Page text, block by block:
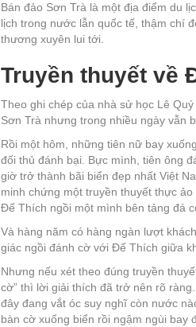
Bán đảo Sơn Trà là một địa điểm du
lịch trong nước lẫn quốc tế, thậm chí
thương xuyên lui tới.
Truyền thuyết về
Theo ghi chép của nhà sử học Lê
Sơn Trà nhưng trong nhiều ngày vẫn
Rồi một hôm, những tiên nữ bay
đối thủ đánh bại. Bực mình, tiên ông
giờ trở thành bãi biển đẹp nhất Việt
minh chứng một truyền thuyết thực
Đế Thích ngồi một mình bên tảng đá
Và hàng năm có hàng ngàn lượt
giác ngồi đánh cờ với Đế Thích giữa
Nhưng nếu xét theo đúng truyền
cờ” thì lời giải thích đã trở nên rõ
đây đang vắt óc suy nghĩ còn nước
bàn cờ xuống biển rồi ngậm ngùi bay